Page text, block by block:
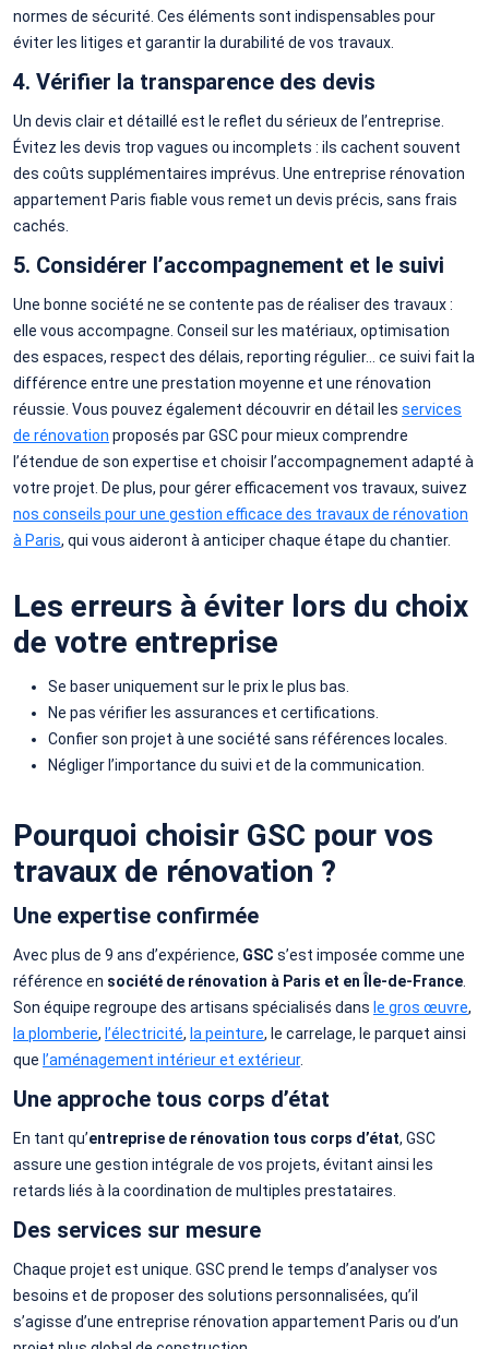
normes de sécurité. Ces éléments sont indispensables pour
éviter les litiges et garantir la durabilité de vos travaux.
4. Vérifier la transparence des devis
Un devis clair et détaillé est le reflet du sérieux de l’entreprise.
Évitez les devis trop vagues ou incomplets : ils cachent souvent
des coûts supplémentaires imprévus. Une entreprise rénovation
appartement Paris fiable vous remet un devis précis, sans frais
cachés.
5. Considérer l’accompagnement et le suivi
Une bonne société ne se contente pas de réaliser des travaux :
elle vous accompagne. Conseil sur les matériaux, optimisation
des espaces, respect des délais, reporting régulier… ce suivi fait la
différence entre une prestation moyenne et une rénovation
réussie. Vous pouvez également découvrir en détail les services
de rénovation proposés par GSC pour mieux comprendre
l’étendue de son expertise et choisir l’accompagnement adapté à
votre projet. De plus, pour gérer efficacement vos travaux, suivez
nos conseils pour une gestion efficace des travaux de rénovation
à Paris, qui vous aideront à anticiper chaque étape du chantier.
Les erreurs à éviter lors du choix
de votre entreprise
Se baser uniquement sur le prix le plus bas.
Ne pas vérifier les assurances et certifications.
Confier son projet à une société sans références locales.
Négliger l’importance du suivi et de la communication.
Pourquoi choisir GSC pour vos
travaux de rénovation ?
Une expertise confirmée
Avec plus de 9 ans d’expérience, GSC s’est imposée comme une
référence en société de rénovation à Paris et en Île-de-France
Son équipe regroupe des artisans spécialisés dans le gros œuvre,
la plomberie, l’électricité, la peinture, le carrelage, le parquet ainsi
que l’aménagement intérieur et extérieur.
Une approche tous corps d’état
En tant qu’entreprise de rénovation tous corps d’état, GSC
assure une gestion intégrale de vos projets, évitant ainsi les
retards liés à la coordination de multiples prestataires.
Des services sur mesure
Chaque projet est unique. GSC prend le temps d’analyser vos
besoins et de proposer des solutions personnalisées, qu’il
s’agisse d’une entreprise rénovation appartement Paris ou d’un